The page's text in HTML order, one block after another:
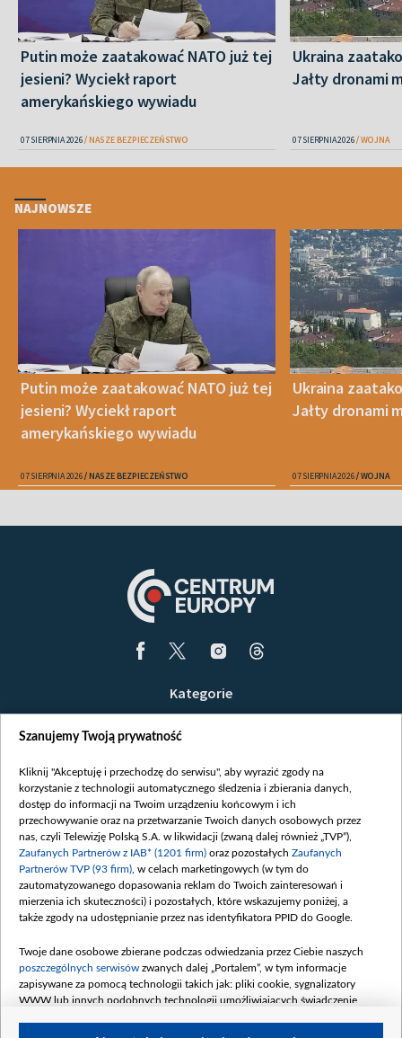
Putin może zaatakować NATO już tej
jesieni? Wyciekł raport
amerykańskiego wywiadu
07 SIERPNIA 2026 NASZE BEZPIECZEŃSTWO
Ukraina
Jałty dronami
07 SIERPNIA 2026 WOJNA
NAJNOWSZE
Putin może zaatakować NATO już tej
jesieni? Wyciekł raport
amerykańskiego wywiadu
07 SIERPNIA 2026 NASZE BEZPIECZEŃSTWO
Ukraina
Jałty dronami
07 SIERPNIA 2026 WOJNA
Kategorie
Opinie
Białoruś / Polska
Czytelnia
Centrum Europy
O nas
Kontakt
Informacje o nadawcy
Serwisy partnerskie
belsat.eu
slava.tv
tvpworld.com
Szanujemy Twoją prywatność
Kliknij "Akceptuję i przechodzę do serwisu", aby wyrazić zgody na
korzystanie z technologii automatycznego śledzenia i zbierania danych,
dostęp do informacji na Twoim urządzeniu końcowym i ich
przechowywanie oraz na przetwarzanie Twoich danych osobowych przez
nas, czyli Telewizję Polską S.A. w likwidacji (zwaną dalej również „TVP”),
Zaufanych Partnerów z IAB* (1201 firm) oraz pozostałych Zaufanych
Partnerów TVP (93 firm) , w celach marketingowych (w tym do
zautomatyzowanego dopasowania reklam do Twoich zainteresowań i
mierzenia ich skuteczności) i pozostałych, które wskazujemy poniżej, a
także zgody na udostępnianie przez nas identyfikatora PPID do Google.
Twoje dane osobowe zbierane podczas odwiedzania przez Ciebie naszych
poszczególnych serwisów zwanych dalej „Portalem”, w tym informacje
zapisywane za pomocą technologii takich jak: pliki cookie, sygnalizatory
WWW lub innych podobnych technologii umożliwiających świadczenie